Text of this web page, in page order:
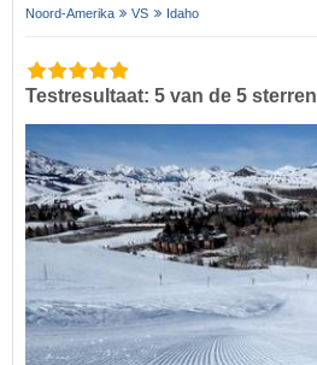
Noord-Amerika VS Idaho
Testresultaat: 5 van de 5 sterren